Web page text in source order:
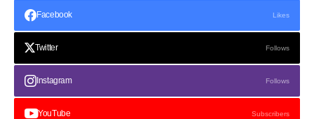
Facebook Likes
Twitter Follows
Instagram Follows
YouTube Subscribers